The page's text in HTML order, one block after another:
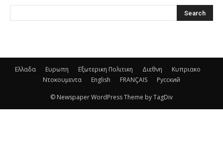
Ελλαδα Ευρωπη Εξωτερικη Πολιτικη Διεθνη
Κυπριακο
Ντοκουμεντα
English FRANÇAIS Русский
© Newspaper WordPress Theme by TagDiv